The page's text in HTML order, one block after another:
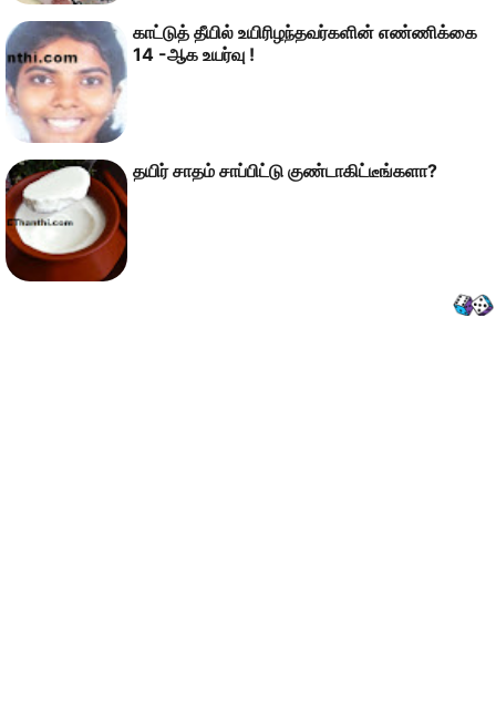
காட்டுத் தீயில் உயிரிழந்தவர்களின் எண்ணிக்கை
14 -ஆக உயர்வு !
தயிர் சாதம் சாப்பிட்டு குண்டாகிட்டீங்களா?